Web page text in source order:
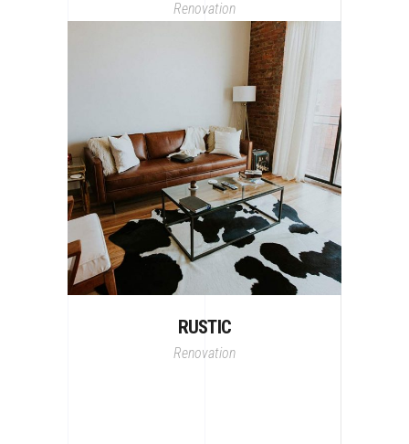
Renovation
RUSTIC
Renovation